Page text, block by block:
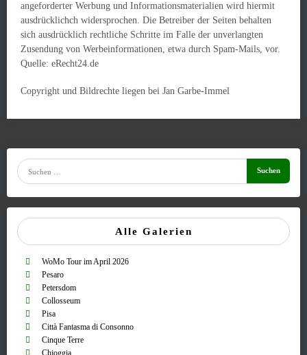
angeforderter Werbung und Informationsmaterialien wird hiermit
ausdrücklichch widersprochen. Die Betreiber der Seiten behalten
sich ausdrücklich rechtliche Schritte im Falle der unverlangten
Zusendung von Werbeinformationen, etwa durch Spam-Mails, vor.
Quelle: eRecht24.de
Copyright und Bildrechte liegen bei Jan Garbe-Immel
Alle Galerien
WoMo Tour im April 2026
Pesaro
Petersdom
Collosseum
Pisa
Città Fantasma di Consonno
Cinque Terre
Chioggia